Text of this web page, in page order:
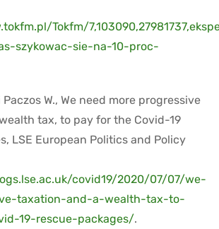
Tokfm/
szykowac-sie-na-10-proc-
W., We need more progressive
tax, to pay for the Covid-19
LSE European Politics and Policy
covid19/2020/07/07/we-
taxation-and-a-wealth-tax-to-
19-rescue-packages/.